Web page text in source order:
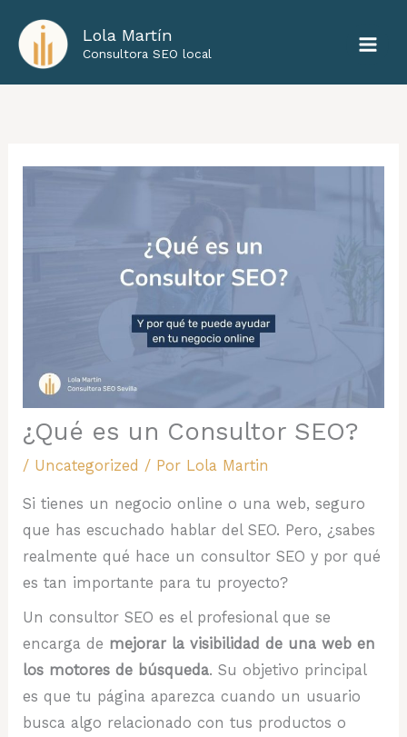
contenido
Lola Martín
Consultora SEO local
¿Qué es un Consultor SEO?
/ Uncategorized / Por Lola Martin
Si tienes un negocio online o una web, seguro
que has escuchado hablar del SEO. Pero, ¿sabes
realmente qué hace un consultor SEO y por qué
es tan importante para tu proyecto?
Un consultor SEO es el profesional que se
encarga de mejorar la visibilidad de una web en
los motores de búsqueda. Su objetivo principal
es que tu página aparezca cuando un usuario
busca algo relacionado con tus productos o